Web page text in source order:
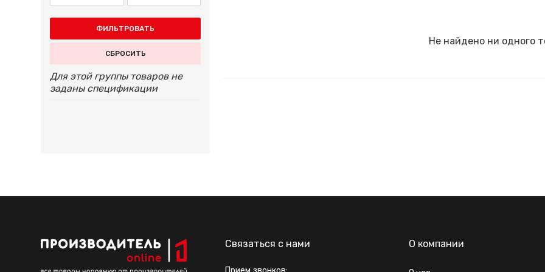
Не найдено ни одного
ФИЛЬТРОВАТЬ
СБРОСИТЬ
Для этой группы товаров не
заданы спецификации
Связаться с нами О компании